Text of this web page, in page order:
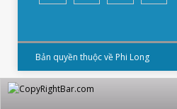
Bản quyền thuộc về Phi Long